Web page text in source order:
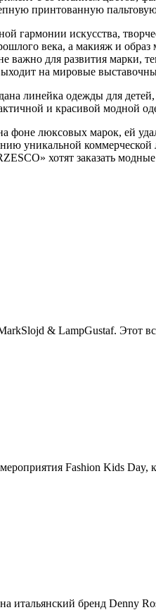
принтованную
гармонии искусства,
века, а макияж и
важно для развития
на мировые
линейка одежды для
и красивой модной
люксовых марок, ей
уникальной
хотят заказать
& LampGustaf. Этот
Fashion Kids
итальянский бренд Denny